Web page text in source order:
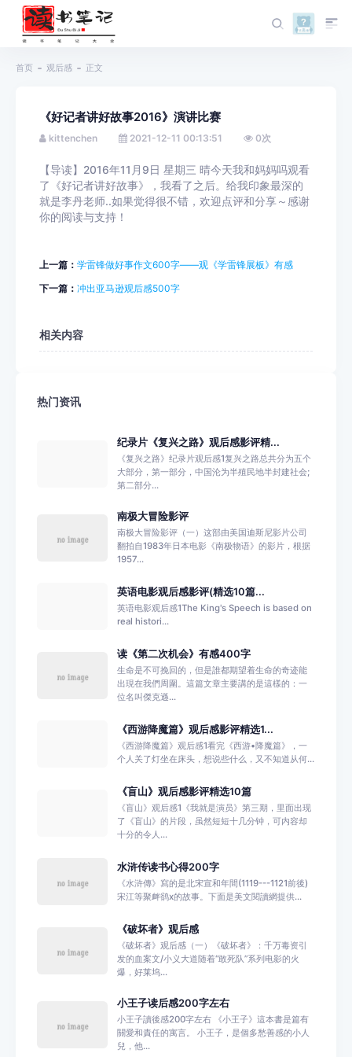
首页 观后感 正文
《好记者讲好故事2016》演讲比赛
kittenchen 2021-12-11 00:13:51 0次
【导读】2016年11月9日 星期三 晴今天我和妈妈吗观看
了《好记者讲好故事》，我看了之后。给我印象最深的
就是李丹老师..如果觉得很不错，欢迎点评和分享～感谢
你的阅读与支持！
上一篇： 学雷锋做好事作文600字——观《学雷锋展板》有感
下一篇： 冲出亚马逊观后感500字
相关内容
热门资讯
纪录片《复兴之路》观后感影评精...
《复兴之路》纪录片观后感1复兴之路总共分为五个
大部分，第一部分，中国沦为半殖民地半封建社会;
第二部分...
南极大冒险影评
南极大冒险影评（一）这部由美国迪斯尼影片公司
翻拍自1983年日本电影《南极物语》的影片，根据
1957...
英语电影观后感影评(精选10篇...
英语电影观后感1The King's Speech is based on
real histori...
读《第二次机会》有感400字
生命是不可挽回的，但是誰都期望着生命的奇迹能
出現在我們周圍。這篇文章主要講的是這樣的：一
位名叫傑克遜...
《西游降魔篇》观后感影评精选1...
《西游降魔篇》观后感1看完《西游•降魔篇》，一
个人关了灯坐在床头，想说些什么，又不知道从何...
《盲山》观后感影评精选10篇
《盲山》观后感1《我就是演员》第三期，里面出现
了《盲山》的片段，虽然短短十几分钟，可内容却
十分的令人...
水浒传读书心得200字
《水浒傳》寫的是北宋宣和年間(1119---1121前後)
宋江等聚衅鹆x的故事。下面是美文閱讀網提供...
《破坏者》观后感
《破坏者》观后感（一）《破坏者》：千万毒资引
发的血案文/小义大道随着“敢死队”系列电影的火
爆，好莱坞...
小王子读后感200字左右
小王子讀後感200字左右 《小王子》這本書是篇有
關愛和責任的寓言。 小王子，是個多愁善感的小人
兒，他...